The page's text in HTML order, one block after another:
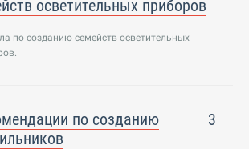
осветительных приборов
по созданию семейств осветительных
по созданию
3